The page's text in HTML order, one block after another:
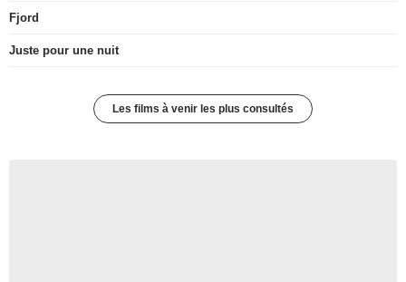
Fjord
Juste pour une nuit
Les films à venir les plus consultés